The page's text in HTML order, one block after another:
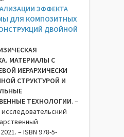
ЭФФЕКТА
ДЛЯ КОМПОЗИТНЫХ
ДВОЙНОЙ
МАТЕРИАЛЫ С
ИЕРАРХИЧЕСКИ
СТРУКТУРОЙ И
ТЕХНОЛОГИИ. –
– ISBN 978-5-